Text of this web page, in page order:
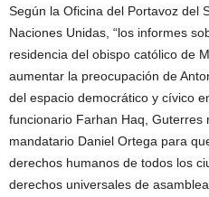
Según la Oficina del Portavoz del
Naciones Unidas, “los informes
residencia del obispo católico de
aumentar la preocupación de
del espacio democrático y cívico
funcionario Farhan Haq, Guterres
mandatario Daniel Ortega para
derechos humanos de todos los
derechos universales de